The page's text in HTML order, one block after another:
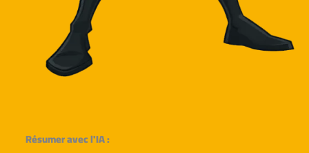
Résumer avec l'IA :